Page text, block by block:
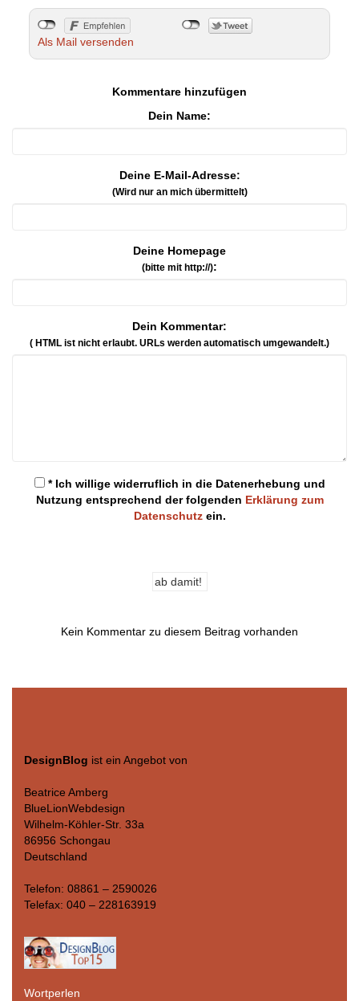
Als Mail versenden
Kommentare hinzufügen
Dein Name:
Deine E-Mail-Adresse:
(Wird nur an mich übermittelt)
Deine Homepage
(bitte mit http://):
Dein Kommentar:
( HTML ist nicht erlaubt. URLs werden automatisch umgewandelt.)
* Ich willige widerruflich in die Datenerhebung und
Nutzung entsprechend der folgenden Erklärung zum
Datenschutzein.
Kein Kommentar zu diesem Beitrag vorhanden
DesignBlog ist ein Angebot von
Beatrice Amberg
BlueLionWebdesign
Wilhelm-Köhler-Str. 33a
86956 Schongau
Deutschland
Telefon: 08861 – 2590026
Telefax: 040 – 228163919
Wortperlen